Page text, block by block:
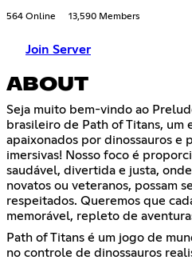
564 Online 13,590 Members
Join Server
ABOUT
Seja muito bem-vindo ao
brasileiro de Path of Titans, um
apaixonados por dinossauros e
imersivas! Nosso foco é
saudável, divertida e justa,
novatos ou veteranos, possam
respeitados. Queremos que
memorável, repleto de
Path of Titans é um jogo de
no controle de dinossauros